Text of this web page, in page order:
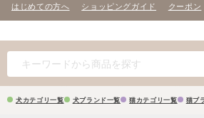
はじめての方へ ショッピングガイド クーポン
犬カテゴリ一覧 犬ブランド一覧 猫カテゴリ一覧 猫ブ